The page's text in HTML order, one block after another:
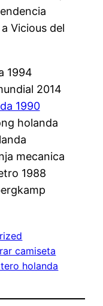
Vicious del
camiseta
holanda